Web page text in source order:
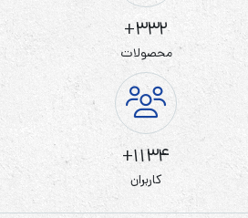
332+
محصولات
1134+
کاربران